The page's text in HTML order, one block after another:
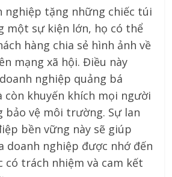
nghiệp tặng những chiếc túi
một sự kiện lớn, họ có thể
hàng chia sẻ hình ảnh về
mạng xã hội. Điều này
nghiệp quảng bá
còn khuyến khích mọi người
bảo vệ môi trường. Sự lan
bền vững này sẽ giúp
doanh nghiệp được nhớ đến
có trách nhiệm và cam kết